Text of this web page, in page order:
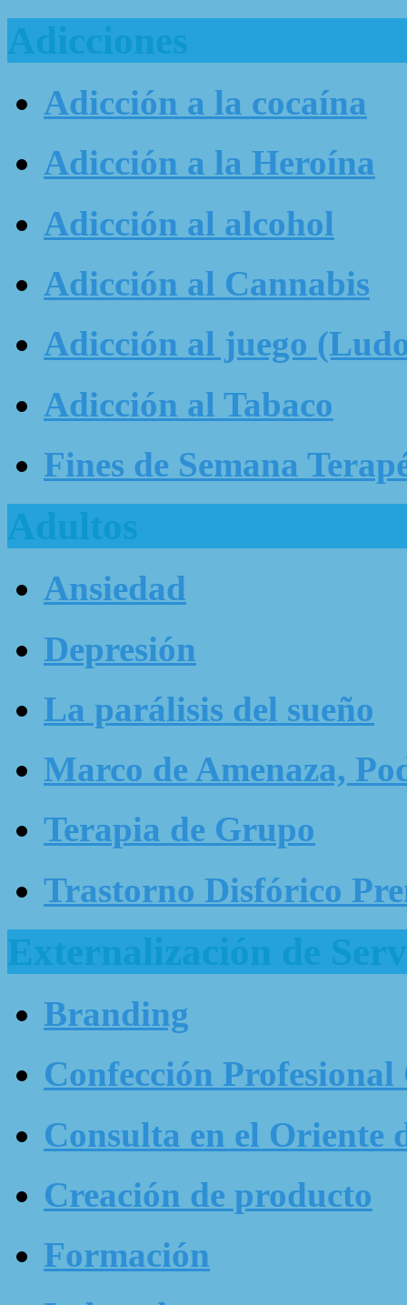
Adicciones
Adicción a la cocaína
Adicción a la Heroína
Adicción al alcohol
Adicción al Cannabis
Adicción al juego
Adicción al Tabaco
Fines de Semana
Adultos
Ansiedad
Depresión
La parálisis del sueño
Marco de Amenaza,
Terapia de Grupo
Trastorno Disfórico
Externalización de
Branding
Confección Profesional
Consulta en el Oriente
Creación de producto
Formación